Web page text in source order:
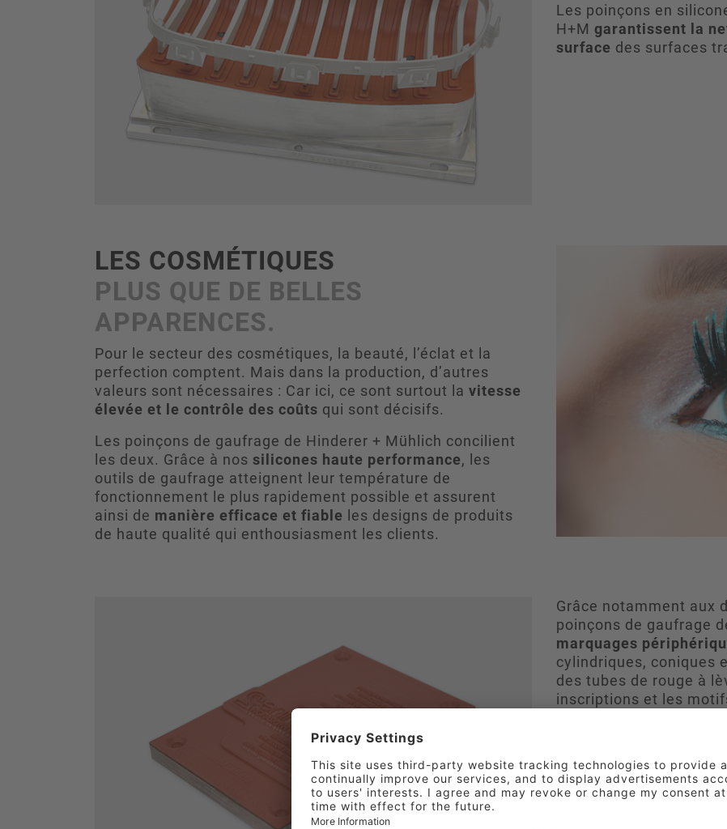
Les poinçons en
H+M garantissent la
surface des surfaces
LES COSMÉTIQUES
PLUS QUE DE BELLES
APPARENCES.
Pour le secteur des cosmétiques, la beauté, l’éclat et la
perfection comptent. Mais dans la production, d’autres
valeurs sont nécessaires : Car ici, ce sont surtout la vitesse
élevée et le contrôle des coûts qui sont décisifs.
Les poinçons de gaufrage de Hinderer + Mühlich concilient
les deux. Grâce à nos silicones haute performance, les
outils de gaufrage atteignent leur température de
fonctionnement le plus rapidement possible et assurent
ainsi de manière efficace et fiable les designs de produits
de haute qualité qui enthousiasment les clients.
Grâce notamment aux
poinçons de gaufrage
marquages
cylindriques, coniques
des tubes de rouge à
inscriptions et les
manière